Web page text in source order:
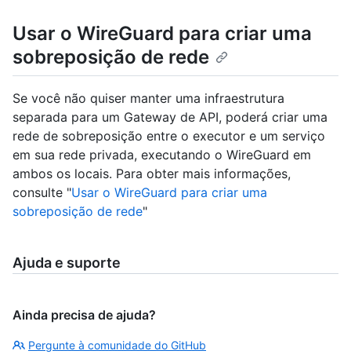
Usar o WireGuard para criar uma
sobreposição de rede
Se você não quiser manter uma infraestrutura
separada para um Gateway de API, poderá criar uma
rede de sobreposição entre o executor e um serviço
em sua rede privada, executando o WireGuard em
ambos os locais. Para obter mais informações,
consulte "Usar o WireGuard para criar uma
sobreposição de rede"
Ajuda e suporte
Ainda precisa de ajuda?
Pergunte à comunidade do GitHub